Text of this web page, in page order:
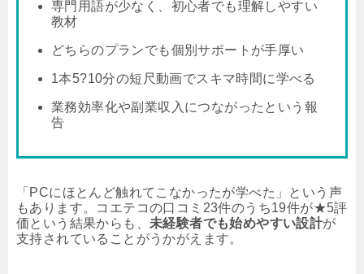
専門用語が少なく、初心者でも理解しやすい
教材
どちらのプランでも個別サポートが手厚い
1本5?10分の短尺動画でスキマ時間に学べる
業務効率化や副業収入につながったという報
告
「PCにほとんど触れてこなかったが学べた」という声
もあります。コエテコの口コミ23件のうち19件が★5評
価という結果からも、 未経験者でも始めやすい設計が
支持されていることがうかがえます。